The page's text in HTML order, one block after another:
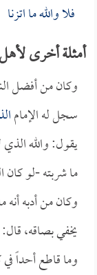
فلا والله ما اتزنا
أمثلة أخرى
وكان من أفضل
سجل له الإمام
يقول: والله الذي
ما شربته -لو كان
وكان من أدبه
يخفي بصاقه،
وما قاطع أحداً